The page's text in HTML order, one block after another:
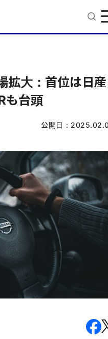
拡大：首位は日産
も台頭
公開日：